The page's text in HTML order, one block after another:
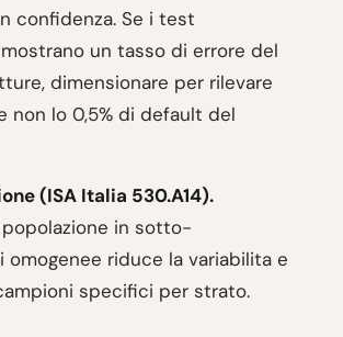
confidenza. Se i test
un tasso di errore del
dimensionare per rilevare
non lo 0,5% di default del
(ISA Italia 530.A14).
in sotto-
omogenee riduce la variabilita e
specifici per strato.